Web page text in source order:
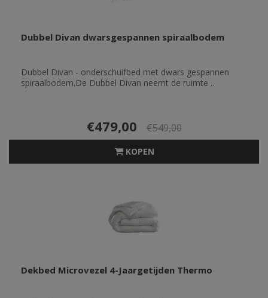
Dubbel Divan dwarsgespannen spiraalbodem
Dubbel Divan - onderschuifbed met dwars gespannen
spiraalbodem.De Dubbel Divan neemt de ruimte ..
€479,00 €549,00
KOPEN
Dekbed Microvezel 4-Jaargetijden Thermo